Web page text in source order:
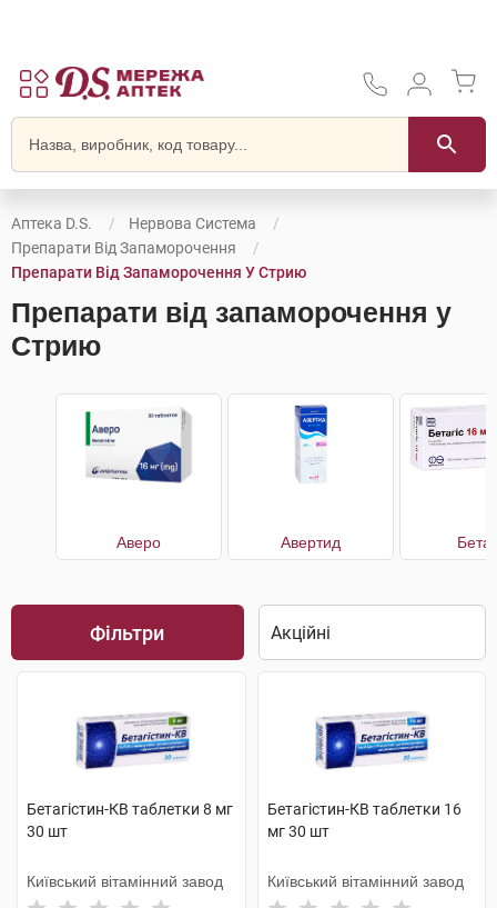
Аптека D.S.
Нервова Система
Препарати Від Запаморочення
Препарати Від Запаморочення У Стрию
Препарати від запаморочення у
Стрию
Аверо Авертид
Фільтри
Бетагістин-КВ таблетки 8 мг
30 шт
Київський вітамінний завод
Бетагістин-КВ таблетки 16
мг 30 шт
Київський вітамінний завод